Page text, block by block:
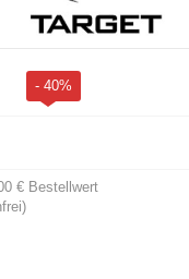
- 40%
€ Bestellwert